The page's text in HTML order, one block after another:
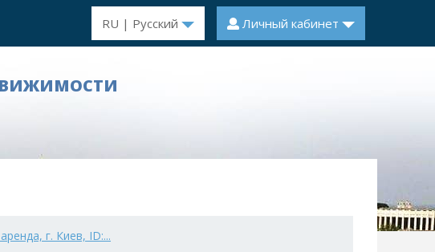
RU | Русский Личный кабинет
г. Киев, ID:...